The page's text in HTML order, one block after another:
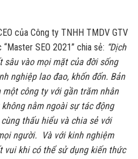
của Công ty TNHH TMDV GTV
SEO 2021” chia sẻ: “Dịch
vào mọi mặt của đời sống
nghiệp lao đao, khốn đốn. Bản
công ty với gần trăm nhân
nằm ngoài sự tác động
thấu hiểu và chia sẻ với
người. Và với kinh nghiệm
vui khi có thể sử dụng kiến thức